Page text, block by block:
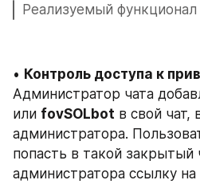
Реализуемый функционал
• Контроль доступа к
Администратор чата
или fovSOLbot в свой чат,
администратора.
попасть в такой закрытый
администратора ссылку на